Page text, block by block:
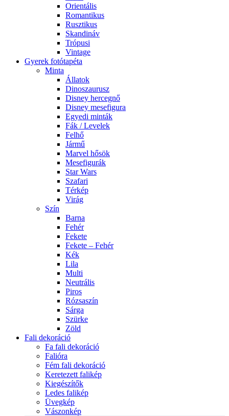
Orientális
Romantikus
Rusztikus
Skandináv
Trópusi
Vintage
Gyerek fotótapéta
Minta
Állatok
Dinoszaurusz
Disney hercegnő
Disney mesefigura
Egyedi minták
Fák / Levelek
Felhő
Jármű
Marvel hősök
Mesefigurák
Star Wars
Szafari
Térkép
Virág
Szín
Barna
Fehér
Fekete
Fekete – Fehér
Kék
Lila
Multi
Neutrális
Piros
Rózsaszín
Sárga
Szürke
Zöld
Fali dekoráció
Fa fali dekoráció
Falióra
Fém fali dekoráció
Keretezett falikép
Kiegészítők
Ledes falikép
Üvegkép
Vászonkép